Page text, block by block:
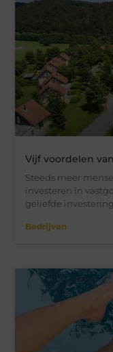
Vijf voordelen
Steeds meer
investeren in
geliefde
Bedrijven